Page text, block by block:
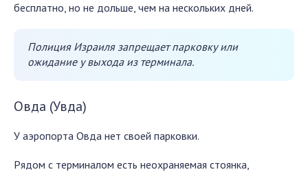
бесплатно, но не дольше, чем на нескольких дней.
Полиция Израиля запрещает парковку или
ожидание у выхода из терминала.
Овда (Увда)
У аэропорта Овда нет своей парковки.
Рядом с терминалом есть неохраняемая стоянка,